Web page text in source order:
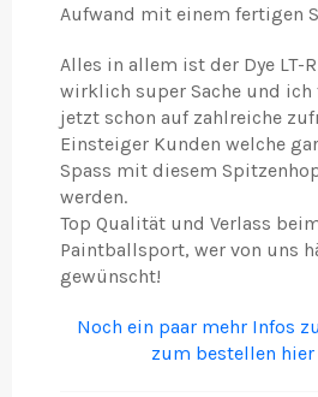
Aufwand mit einem fertigen
Alles in allem ist der Dye LT-
wirklich super Sache und
jetzt schon auf zahlreiche
Einsteiger Kunden welche
Spass mit diesem
werden.
Top Qualität und Verlass
Paintballsport, wer von uns
gewünscht!
Noch ein paar mehr Infos
zum bestellen